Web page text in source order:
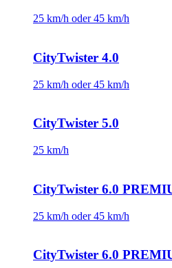
25 km/h oder 45 km/h
CityTwister 4.0
25 km/h oder 45 km/h
CityTwister 5.0
25 km/h
CityTwister 6.0
25 km/h oder 45 km/h
CityTwister 6.0